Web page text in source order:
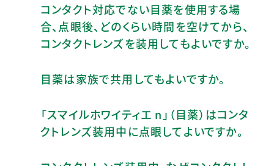
コンタクト対応でない目薬を使用する場
合、点眼後、どのくらい時間を空けてから、
コンタクトレンズを装用してもよいですか。
目薬は家族で共用してもよいですか。
「スマイルホワイティエ n」（目薬）はコンタ
クトレンズ装用中に点眼してよいですか。